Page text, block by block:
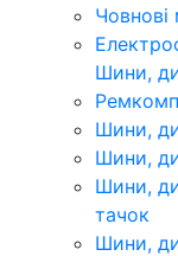
Шини,
Шини,
Шини,
Шини,
тачок
Шини,